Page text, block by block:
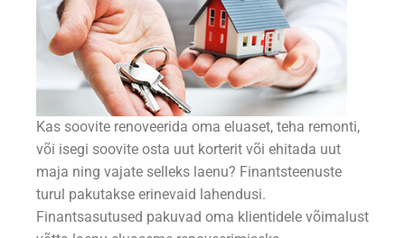
Kas soovite renoveerida oma eluaset, teha remonti,
või isegi soovite osta uut korterit või ehitada uut
maja ning vajate selleks laenu? Finantsteenuste
turul pakutakse erinevaid lahendusi.
Finantsasutused pakuvad oma klientidele võimalust